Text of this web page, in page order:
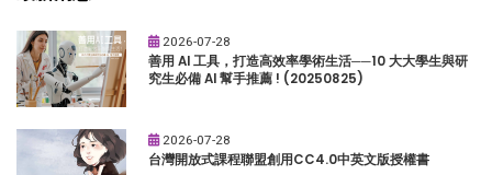
2026-07-28
善用 AI 工具，打造高效率學術生活──10 大大學生與研
究生必備 AI 幫手推薦 ! (20250825)
2026-07-28
台灣開放式課程聯盟創用CC4.0中英文版授權書